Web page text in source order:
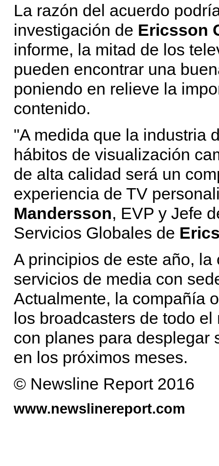
La razón del acuerdo
investigación de Ericsson
informe, la mitad de los
pueden encontrar una
poniendo en relieve la
contenido.
"A medida que la industria
hábitos de visualización
de alta calidad será un
experiencia de TV
Mandersson, EVP y Jefe
Servicios Globales de
A principios de este año,
servicios de media con
Actualmente, la compañía
los broadcasters de todo
con planes para desplegar
en los próximos meses.
© Newsline Report 2016
www.newslinereport.com